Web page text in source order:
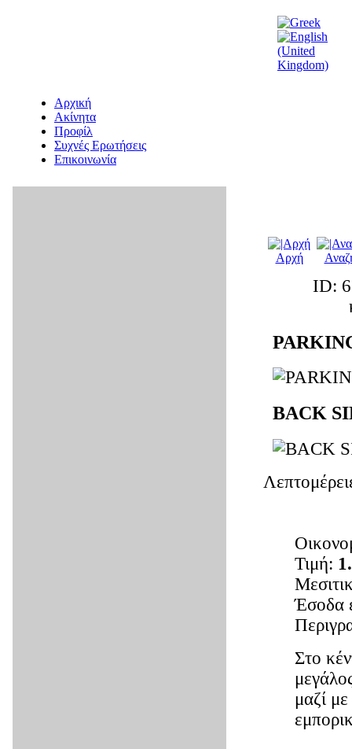
Αρχική
Ακίνητα
Προφίλ
Συχνές Ερωτήσεις
Επικοινωνία
Αρχή
ID:
BACK
Τιμή:
Έσοδα
Στο
μαζί